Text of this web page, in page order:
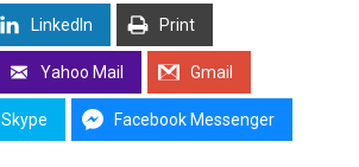
LinkedIn Print
Yahoo Mail Gmail
Skype Facebook Messenger